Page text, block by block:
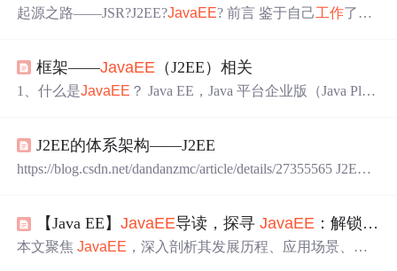
程。(这句话个人感觉不好理解.) 1,JavaEE是标准集定义
起源之路——JSR?J2EE?JavaEE? 前言 鉴于自己工作了一
系列文章，系统的整理自己对J2EE的理解。若有发现理解
不到位，或有不同见解的地方，欢迎各位大神拍砖。 什么
框架——JavaEE （J2EE）相关
1、什么是JavaEE ？ Java EE，Java 平台企业版（Java Platf
还没有得到群众认可)。 狭义的 Java EE 是 Sun 公司为企业
级应用推出的标准平台，用来开发B/S架构软件，可以说是
J2EE的体系架构——J2EE
https://blog.csdn.net/dandanzmc/article/details/27355565 J2EE
于组件的方式来设计、开发、组装和部署企业应用。J2EE
使用多层分布式的应用模型。 J2EE分层 客户层，运行在
【Java EE】JavaEE导读，探寻JavaEE ：解锁企业级
本文聚焦JavaEE ，深入剖析其发展历程、应用场景、
开